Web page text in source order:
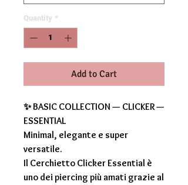
Quantity *
Add to Cart
✨ BASIC COLLECTION — CLICKER —
ESSENTIAL
Minimal, elegante e super
versatile.
Il Cerchietto Clicker Essential è
uno dei piercing più amati grazie al